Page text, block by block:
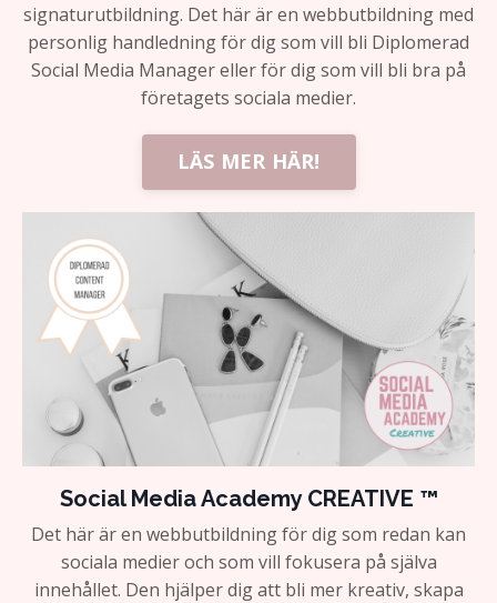
signaturutbildning. Det här är en webbutbildning med
personlig handledning för dig som vill bli Diplomerad
Social Media Manager eller för dig som vill bli bra på
företagets sociala medier.
LÄS MER HÄR!
Social Media Academy CREATIVE ™
Det här är en webbutbildning för dig som redan kan
sociala medier och som vill fokusera på själva
innehållet. Den hjälper dig att bli mer kreativ, skapa